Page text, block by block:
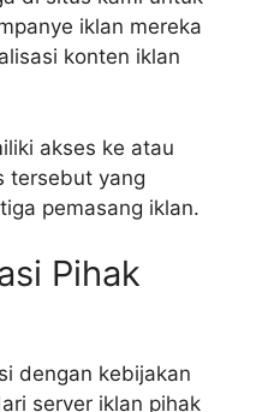
iklan mereka
konten iklan
akses ke atau
tersebut yang
pemasang iklan.
Pihak
dengan kebijakan
server iklan pihak